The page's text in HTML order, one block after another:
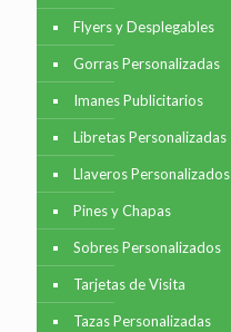
Flyers y Desplegables
Gorras Personalizadas
Imanes Publicitarios
Libretas Personalizadas
Llaveros Personalizados
Pines y Chapas
Sobres Personalizados
Tarjetas de Visita
Tazas Personalizadas